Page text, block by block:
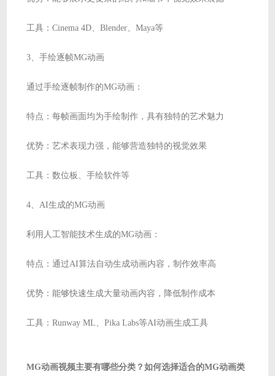
工具：Cinema 4D、Blender、Maya等
3、手绘逐帧MG动画
通过手绘逐帧制作的MG动画：
特点：每帧画面均为手绘制作，具有独特的艺术魅力
优势：艺术表现力强，能够营造独特的视觉效果
工具：数位板、手绘软件等
4、AI生成的MG动画
利用人工智能技术生成的MG动画：
特点：通过AI算法自动生成动画内容，制作效率高
优势：能够快速生成大量动画内容，降低制作成本
工具：Runway ML、Pika Labs等AI动画生成工具
MG动画视频主要有哪些分类？如何选择适合的MG动画类